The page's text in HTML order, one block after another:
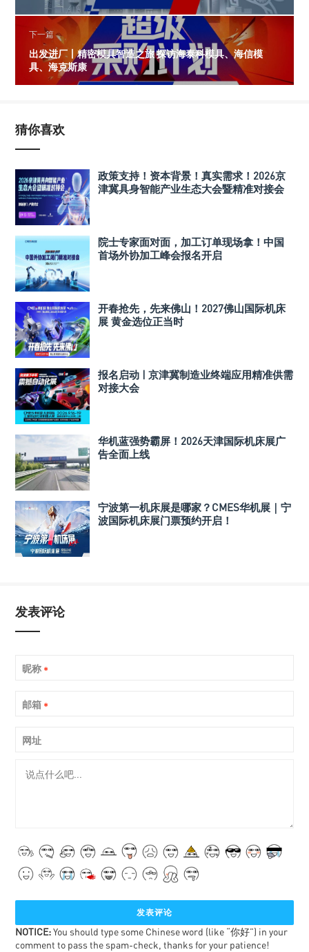
下一篇
出发进厂丨精密模具智造之旅 探访海泰科模具、海信模
具、海克斯康
猜你喜欢
政策支持！资本背景！真实需求！2026京
津冀具身智能产业生态大会暨精准对接会
院士专家面对面，加工订单现场拿！中国
首场外协加工峰会报名开启
开春抢先，先来佛山！2027佛山国际机床
展 黄金选位正当时
报名启动 | 京津冀制造业终端应用精准供需
对接大会
华机蓝强势霸屏！2026天津国际机床展广
告全面上线
宁波第一机床展是哪家？CMES华机展｜宁
波国际机床展门票预约开启！
发表评论
昵称 *
邮箱 *
网址
NOTICE:You should type some Chinese word (like “你好”) in your
comment to pass the spam-check, thanks for your patience!